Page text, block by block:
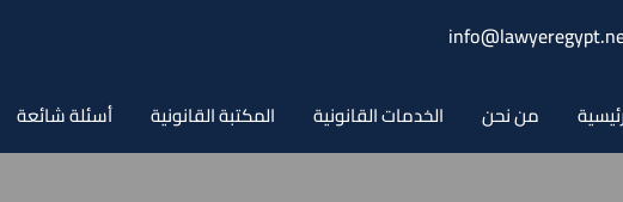
من نحن الخدمات القانونية المكتبة القانونية أسئلة شائعة